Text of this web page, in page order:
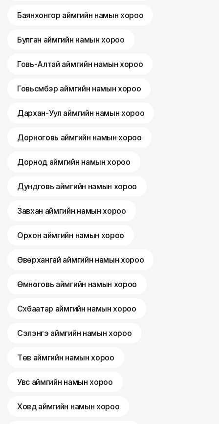
Баянхонгор аймгийн намын хороо
Булган аймгийн намын хороо
Говь-Алтай аймгийн намын хороо
Говьсүмбэр аймгийн намын хороо
Дархан-Уул аймгийн намын хороо
Дорноговь аймгийн намын хороо
Дорнод аймгийн намын хороо
Дундговь аймгийн намын хороо
Завхан аймгийн намын хороо
Орхон аймгийн намын хороо
Өвөрхангай аймгийн намын хороо
Өмнөговь аймгийн намын хороо
Сүхбаатар аймгийн намын хороо
Сэлэнгэ аймгийн намын хороо
Төв аймгийн намын хороо
Увс аймгийн намын хороо
Ховд аймгийн намын хороо